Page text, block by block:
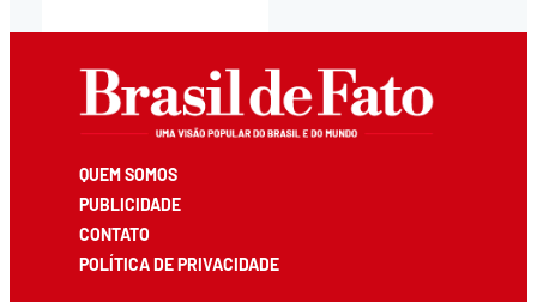
QUEM SOMOS
PUBLICIDADE
CONTATO
POLÍTICA DE PRIVACIDADE